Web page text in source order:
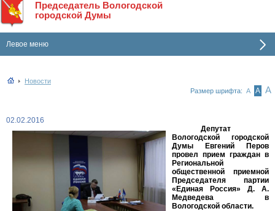
Председатель Вологодской
городской Думы
Левое меню
Новости
Размер шрифта: А А А
02.02.2016
Депутат
Вологодской городской
Думы Евгений Перов
провел прием граждан в
Региональной
общественной приемной
Председателя партии
«Единая Россия» Д. А.
Медведева в
Вологодской области.